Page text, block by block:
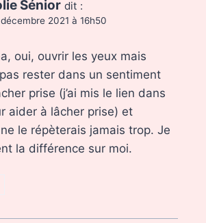
Sénior dit :
2021 à 16h50
oui, ouvrir les yeux mais
rester dans un sentiment
prise (j’ai mis le lien dans
aider à lâcher prise) et
le répèterais jamais trop. Je
la différence sur moi.